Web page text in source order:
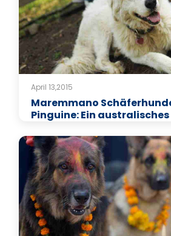
April 13,2015
Maremmano
Pinguine: Ein